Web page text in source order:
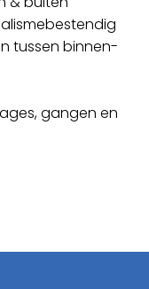
tussen binnen-
gangen en